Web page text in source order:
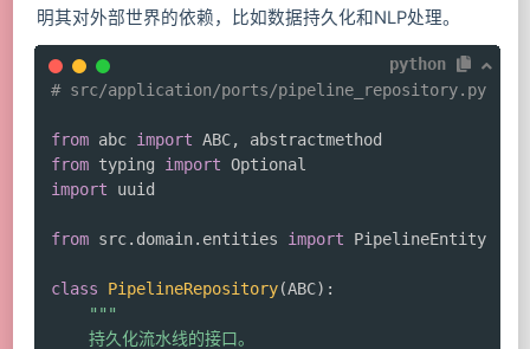
明其对外部世界的依赖，比如数据持久化和NLP处理。
python
# src/application/ports/pipeline_repository.py
from abc import ABC,
from typing import
import uuid
from src. domain. entities import PipelineEntity
class PipelineRepository(ABC) :
"""
    持久化流水线的接口。